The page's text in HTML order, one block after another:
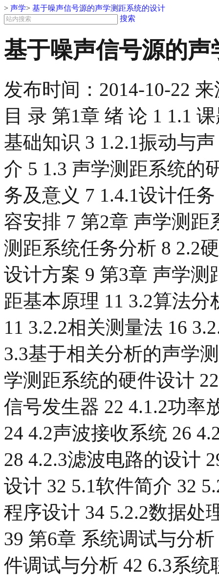
> 声学> 基于噪声信号源的声学测距系统的设计
搜索
基于噪声信号源的
发布时间： 2014-10-22 来
目 录 第1章 绪 论 1 1.1
基础知识 3 1.2.1振动与
介 5 1.3 声学测距系统的
务及意义 7 1.4.1设计任
容安排 7 第2章 声学测距
测距系统任务分析 8 2.2
设计方案 9 第3章 声学测
距基本原理 11 3.2算法
11 3.2.2相关测量法 16
3.3基于相关分析的声学
学测距系统的硬件设计
信号发生器 22 4.1.2功率
24 4.2声波接收系统 26
28 4.2.3滤波电路的设计
设计 32 5.1软件简介 32
程序设计 34 5.2.2数据处
39 第6章 系统调试与分
件调试与分析 42 6.3系